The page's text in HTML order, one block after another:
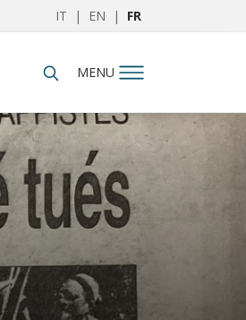
IT | EN | FR
MENU